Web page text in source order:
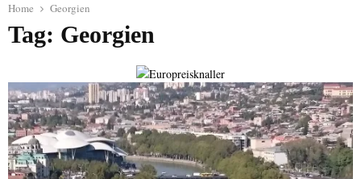
Home Georgien
Tag: Georgien